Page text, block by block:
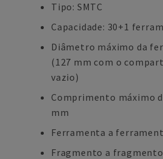
Tipo: SMTC
Capacidade: 30+1
Diâmetro máximo da
(127 mm com o
vazio)
Comprimento máximo
mm
Ferramenta a
Fragmento a